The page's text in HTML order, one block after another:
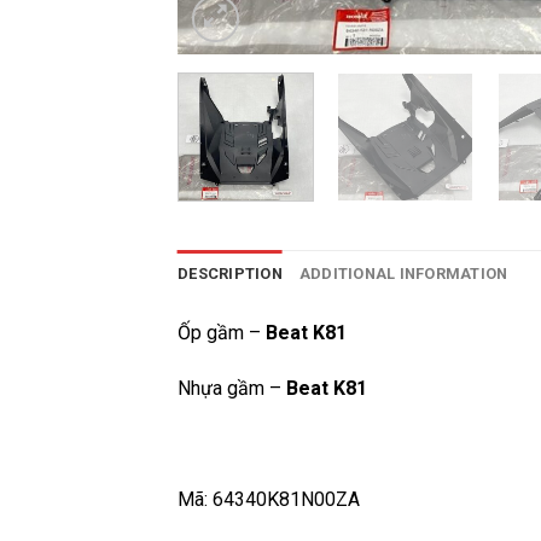
DESCRIPTION ADDITIONAL INFORMATION
Ốp gầm – Beat K81
Nhựa gầm – Beat K81
Mã: 64340K81N00ZA